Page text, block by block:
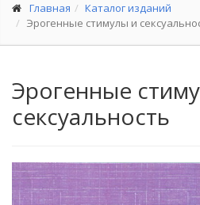
Главная
Каталог изданий
Эрогенные стимулы и
Эрогенные
сексуальность